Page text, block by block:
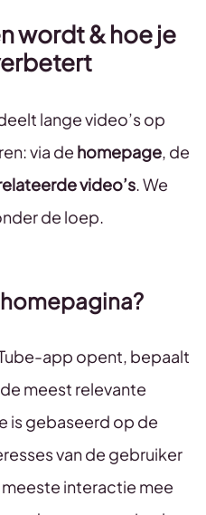
wordt & hoe je
lange video’s op
via de homepage, de
video’s. We
de loep.
app opent, bepaalt
meest relevante
is gebaseerd op de
van de gebruiker
meeste interactie mee